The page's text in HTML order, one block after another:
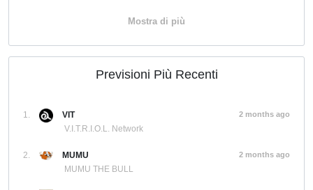
Mostra di più
Previsioni Più Recenti
1.
VIT
V.I.T.R.I.O.L. Network
2 months ago
2.
MUMU
MUMU THE BULL
2 months ago